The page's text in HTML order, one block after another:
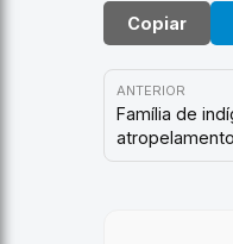
Copiar
ANTERIOR
Família de